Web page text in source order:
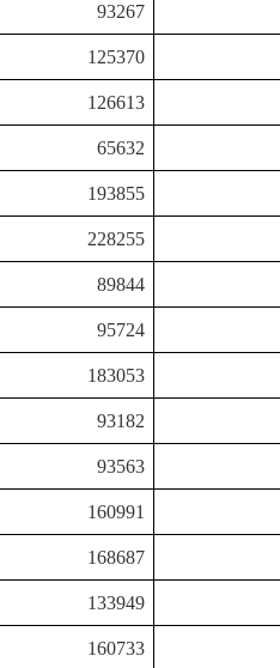
93267
125370
126613
65632
193855
228255
89844
95724
183053
93182
93563
160991
168687
133949
160733